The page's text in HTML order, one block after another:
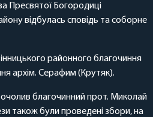
Пресвятої Богородиці
відбулась сповідь та соборне
районного благочиння
архім. Серафим (Крутяк).
очолив благочинний прот. Миколай
також були проведені збори, на